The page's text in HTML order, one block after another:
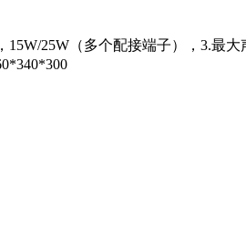
25W（多个配接端子），3.最